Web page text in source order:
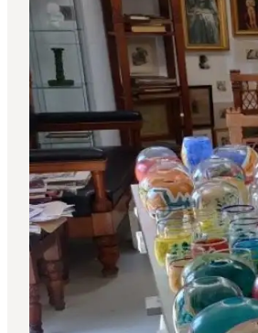
Oplevelser
Overnatning
Planlæg ferien